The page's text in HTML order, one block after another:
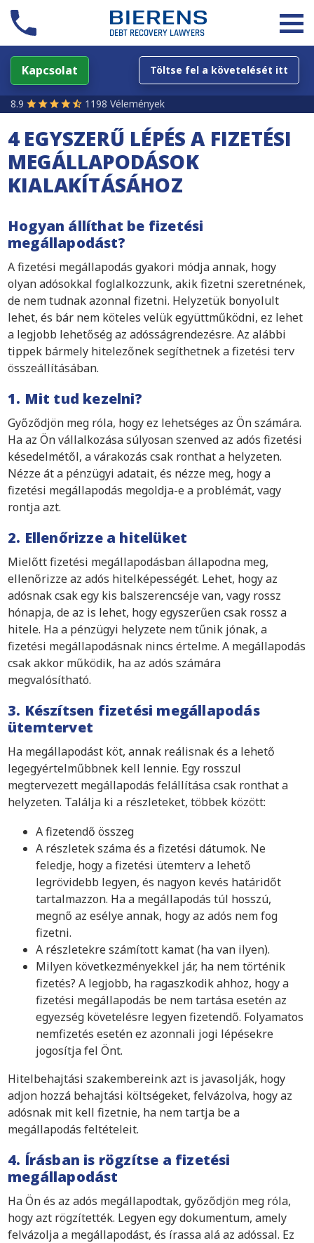
Kapcsolat Töltse fel a követelését itt
8.9 1198 Vélemények
4 EGYSZERŰ LÉPÉS A FIZETÉSI
MEGÁLLAPODÁSOK
KIALAKÍTÁSÁHOZ
Hogyan állíthat be fizetési
megállapodást?
A fizetési megállapodás gyakori módja annak, hogy
olyan adósokkal foglalkozzunk, akik fizetni szeretnének,
de nem tudnak azonnal fizetni. Helyzetük bonyolult
lehet, és bár nem köteles velük együttműködni, ez lehet
a legjobb lehetőség az adósságrendezésre. Az alábbi
tippek bármely hitelezőnek segíthetnek a fizetési terv
összeállításában.
1. Mit tud kezelni?
Győződjön meg róla, hogy ez lehetséges az Ön számára.
Ha az Ön vállalkozása súlyosan szenved az adós fizetési
késedelmétől, a várakozás csak ronthat a helyzeten.
Nézze át a pénzügyi adatait, és nézze meg, hogy a
fizetési megállapodás megoldja-e a problémát, vagy
rontja azt.
2. Ellenőrizze a hitelüket
Mielőtt fizetési megállapodásban állapodna meg,
ellenőrizze az adós hitelképességét. Lehet, hogy az
adósnak csak egy kis balszerencséje van, vagy rossz
hónapja, de az is lehet, hogy egyszerűen csak rossz a
hitele. Ha a pénzügyi helyzete nem tűnik jónak, a
fizetési megállapodásnak nincs értelme. A megállapodás
csak akkor működik, ha az adós számára
megvalósítható.
3. Készítsen fizetési megállapodás
ütemtervet
Ha megállapodást köt, annak reálisnak és a lehető
legegyértelműbbnek kell lennie. Egy rosszul
megtervezett megállapodás felállítása csak ronthat a
helyzeten. Találja ki a részleteket, többek között:
A fizetendő összeg
A részletek száma és a fizetési dátumok. Ne
feledje, hogy a fizetési ütemterv a lehető
legrövidebb legyen, és nagyon kevés határidőt
tartalmazzon. Ha a megállapodás túl hosszú,
megnő az esélye annak, hogy az adós nem fog
fizetni.
A részletekre számított kamat (ha van ilyen).
Milyen következményekkel jár, ha nem történik
fizetés? A legjobb, ha ragaszkodik ahhoz, hogy a
fizetési megállapodás be nem tartása esetén az
egyezség követelésre legyen fizetendő. Folyamatos
nemfizetés esetén ez azonnali jogi lépésekre
jogosítja fel Önt.
Hitelbehajtási szakembereink azt is javasolják, hogy
adjon hozzá behajtási költségeket, felvázolva, hogy az
adósnak mit kell fizetnie, ha nem tartja be a
megállapodás feltételeit.
4. Írásban is rögzítse a fizetési
megállapodást
Ha Ön és az adós megállapodtak, győződjön meg róla,
hogy azt rögzítették. Legyen egy dokumentum, amely
felvázolja a megállapodást, és írassa alá az adóssal. Ez